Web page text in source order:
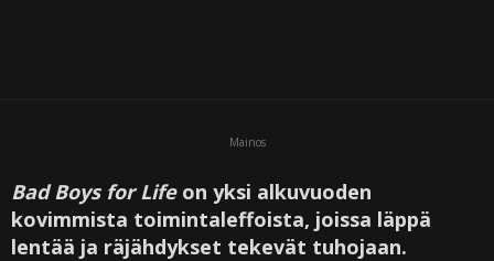
Mainos
Bad Boys for Lifeon yksi alkuvuoden
kovimmista toimintaleffoista, joissa läppä
lentää ja räjähdykset tekevät tuhojaan.